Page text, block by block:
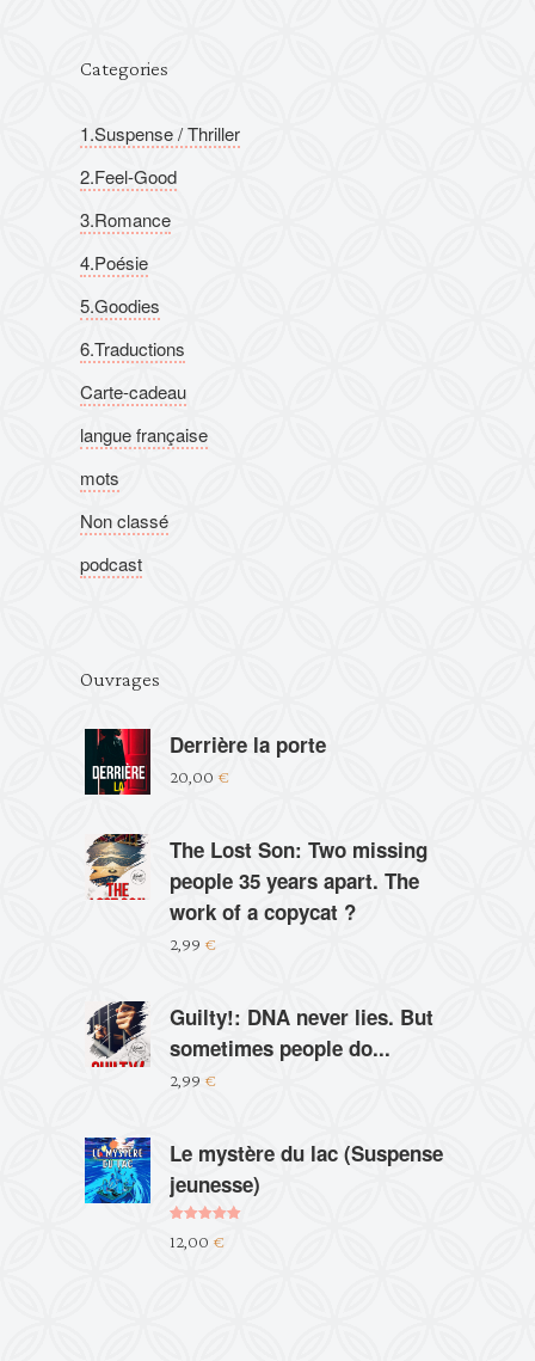
Categories
1.Suspense / Thriller
2.Feel-Good
3.Romance
4.Poésie
5.Goodies
6.Traductions
Carte-cadeau
langue française
mots
Non classé
podcast
Ouvrages
Derrière la porte
20,00 €
The Lost Son: Two missing
people 35 years apart. The
work of a copycat ?
2,99 €
Guilty!: DNA never lies. But
sometimes people do...
2,99 €
Le mystère du lac (Suspense
jeunesse)
sur 5
12,00 €